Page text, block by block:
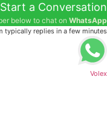
Start a Conversation
below to chat on WhatsApp
typically replies in a few minutes.
Volex